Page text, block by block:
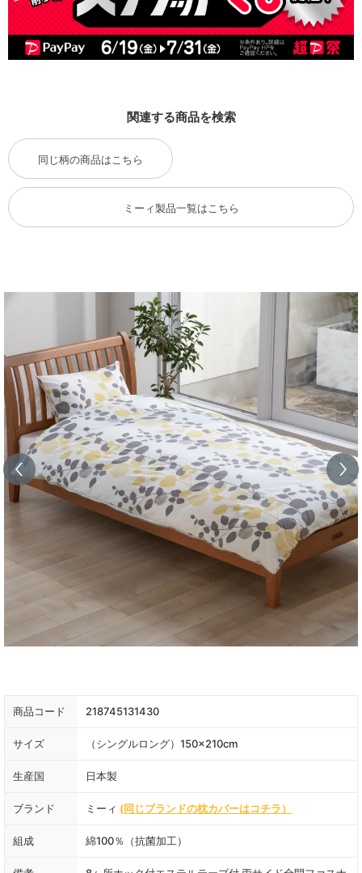
商品コード 218745131430
サイズ （シングルロング）150×210cm
生産国 日本製
ブランド ミーィ (同じブランドの枕カバーはコチラ）
組成 綿100％（抗菌加工）
関連する商品を検索
同じ柄の商品はこちら
ミーィ製品一覧はこちら